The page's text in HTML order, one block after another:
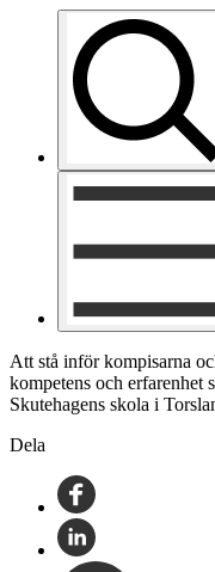
Att stå inför kompisarna
kompetens och erfarenhet
Skutehagens skola i
Dela